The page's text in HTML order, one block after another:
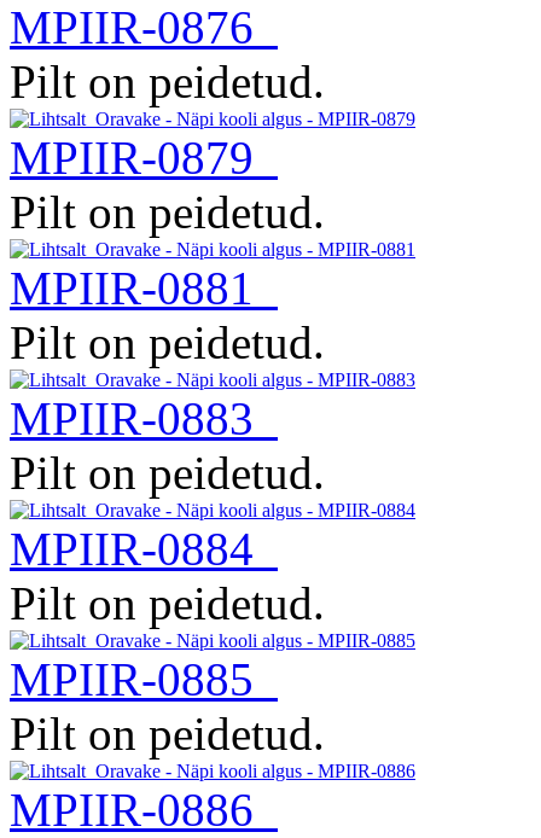
MPIIR-0876
Pilt on peidetud.
MPIIR-0879
Pilt on peidetud.
MPIIR-0881
Pilt on peidetud.
MPIIR-0883
Pilt on peidetud.
MPIIR-0884
Pilt on peidetud.
MPIIR-0885
Pilt on peidetud.
MPIIR-0886